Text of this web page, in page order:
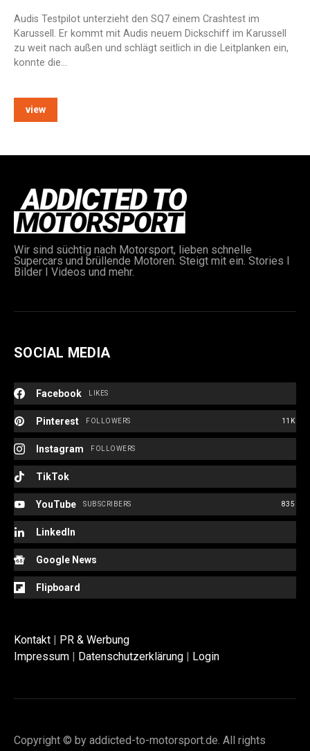
Audis Testpilot unterzieht den SQ7 einem Crashtest im
Karussell. Er kommt mit Audis neuem Dickschiff im Karussell
zu weit nach außen und schlägt seitlich in die Leitplanken ein,
konnte die…
view
Wir sind süchtig nach Motorsport, lieben schnelle
Supercars und brüllende Motoren. Steigt mit ein. Stories I
Bilder I Videos und mehr.
SOCIAL MEDIA
Facebook LIKES
Pinterest 11K
FOLLOWERS
Instagram FOLLOWERS
TikTok
YouTube 835
SUBSCRIBERS
LinkedIn
Google News
Flipboard
Kontakt | PR & Werbung
Impressum | Datenschutzerklärung | Login
Copyright © by addicted-to-motorsport.de. All rights